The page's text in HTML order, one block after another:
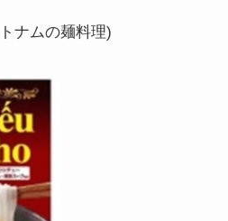
ナムの麺料理)